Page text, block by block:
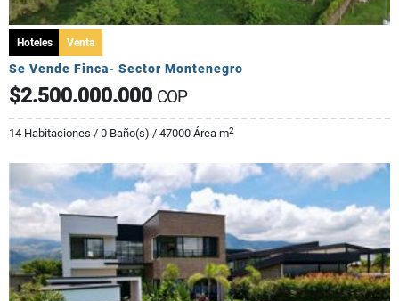
Hoteles Venta
Se Vende Finca- Sector Montenegro
$2.500.000.000 COP
14 Habitaciones / 0 Baño(s) / 47000 Área m2